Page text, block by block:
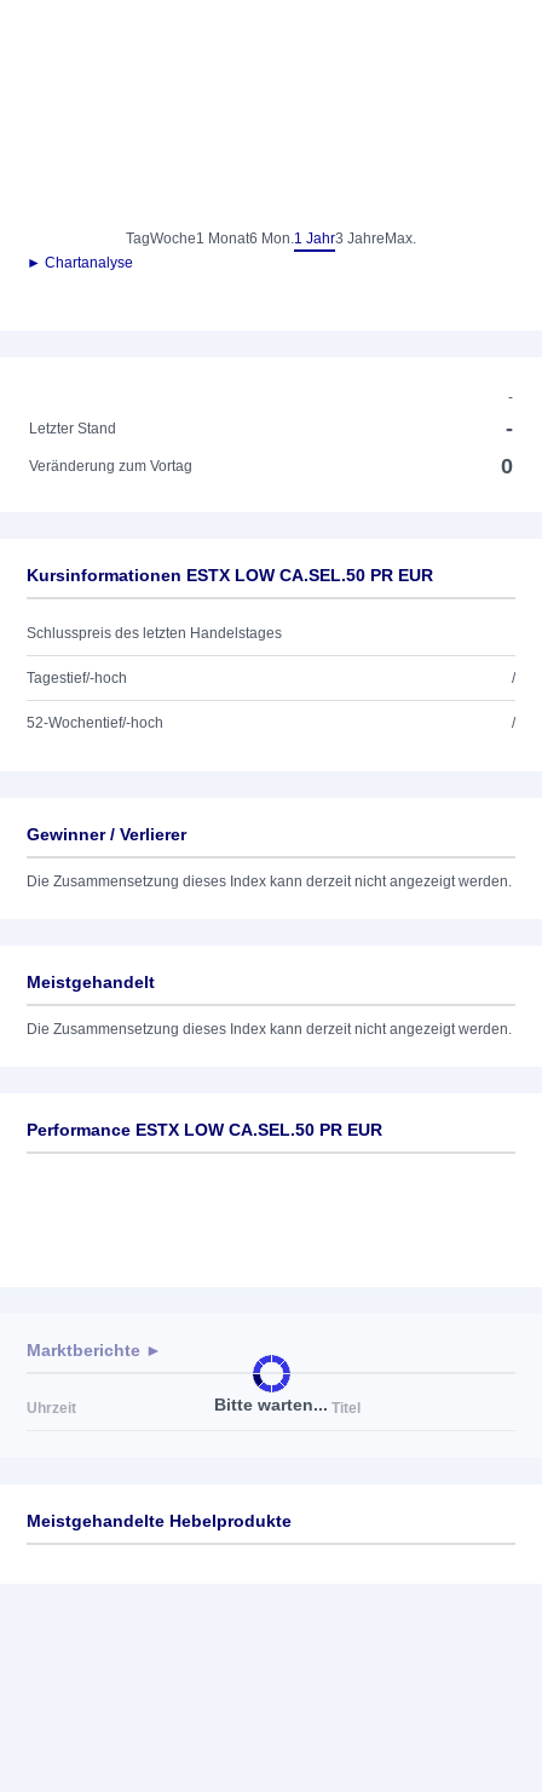
TagWoche1 Monat6 Mon.1 Jahr3 Jahre Max.
► Chartanalyse
-
Letzter Stand
-
Veränderung zum Vortag 0
Kursinformationen ESTX LOW CA.SEL.50 PR EUR
Schlusspreis des letzten Handelstages
Tagestief/-hoch /
52-Wochentief/-hoch /
Gewinner / Verlierer
Die Zusammensetzung dieses Index kann derzeit nicht angezeigt werden.
Meistgehandelt
Die Zusammensetzung dieses Index kann derzeit nicht angezeigt werden.
Performance ESTX LOW CA.SEL.50 PR EUR
Bitte warten...
Marktberichte ►
Uhrzeit Titel
Meistgehandelte Hebelprodukte